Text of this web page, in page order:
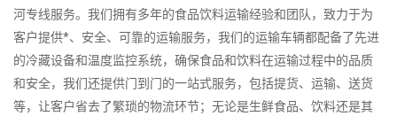
河专线服务。我们拥有多年的食品饮料运输经验和团队，致力于为
客户提供*、安全、可靠的运输服务，我们的运输车辆都配备了先进
的冷藏设备和温度监控系统，确保食品和饮料在运输过程中的品质
和安全，我们还提供门到门的一站式服务，包括提货、运输、送货
等，让客户省去了繁琐的物流环节；无论是生鲜食品、饮料还是其